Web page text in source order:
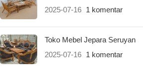
2025-07-16 1 komentar
Toko Mebel Jepara Seruyan
2025-07-16 1 komentar